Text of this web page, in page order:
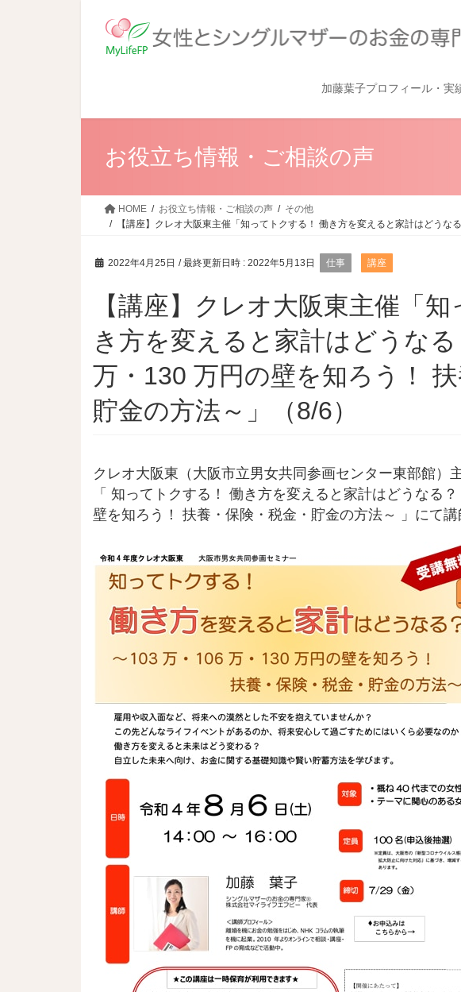
加藤葉子プロフィール・実
お役立ち情報・ご相談の声
HOME お役立ち情報・ご相談の声
その他
【講座】クレオ大阪東主催「知ってトクする！ 働き方を変えると家計はどう
2022年4月25日 / 最終更新日時 : 2022年5月13日 仕事 講座
【講座】クレオ大阪東主催「
き方を変えると家計はどうな
万・130 万円の壁を知ろう！ 扶
貯金の方法～」（8/6）
クレオ大阪東（大阪市立男女共同参画センター東部館）
「 知ってトクする！ 働き方を変えると家計はどうなる
壁を知ろう！ 扶養・保険・税金・貯金の方法～ 」にて講